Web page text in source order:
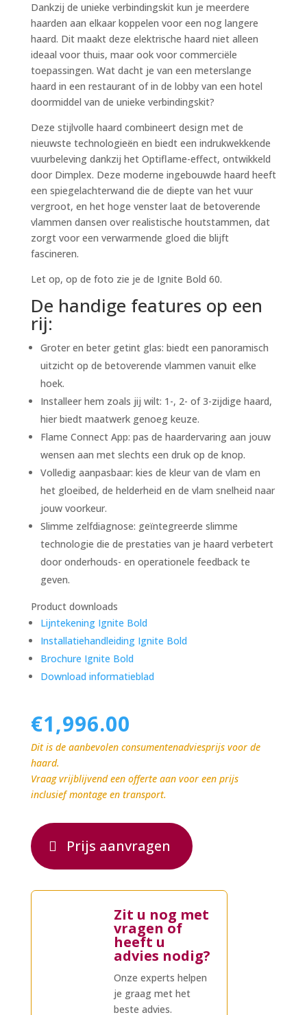
Dankzij de unieke verbindingskit kun je meerdere
haarden aan elkaar koppelen voor een nog langere
haard. Dit maakt deze elektrische haard niet alleen
ideaal voor thuis, maar ook voor commerciële
toepassingen. Wat dacht je van een meterslange
haard in een restaurant of in de lobby van een hotel
doormiddel van de unieke verbindingskit?
Deze stijlvolle haard combineert design met de
nieuwste technologieën en biedt een indrukwekkende
vuurbeleving dankzij het Optiflame-effect, ontwikkeld
door Dimplex. Deze moderne ingebouwde haard heeft
een spiegelachterwand die de diepte van het vuur
vergroot, en het hoge venster laat de betoverende
vlammen dansen over realistische houtstammen, dat
zorgt voor een verwarmende gloed die blijft
fascineren.
Let op, op de foto zie je de Ignite Bold 60.
De handige features op een
rij:
Groter en beter getint glas: biedt een panoramisch
uitzicht op de betoverende vlammen vanuit elke
hoek.
Installeer hem zoals jij wilt: 1-, 2- of 3-zijdige haard,
hier biedt maatwerk genoeg keuze.
Flame Connect App: pas de haardervaring aan jouw
wensen aan met slechts een druk op de knop.
Volledig aanpasbaar: kies de kleur van de vlam en
het gloeibed, de helderheid en de vlam snelheid naar
jouw voorkeur.
Slimme zelfdiagnose: geïntegreerde slimme
technologie die de prestaties van je haard verbetert
door onderhouds- en operationele feedback te
geven.
Product downloads
Lijntekening Ignite Bold
Installatiehandleiding Ignite Bold
Brochure Ignite Bold
Download informatieblad
€1,996.00
Dit is de aanbevolen consumentenadviesprijs voor de
haard.
Vraag vrijblijvend een offerte aan voor een prijs
inclusief montage en transport.
Prijs aanvragen
Zit u nog met
vragen of
heeft u
advies nodig?
Onze experts helpen
je graag met het
beste advies.